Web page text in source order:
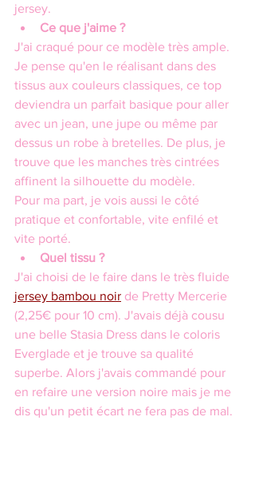
jersey.
Ce que j'aime ?
J'ai craqué pour ce modèle très ample.
Je pense qu'en le réalisant dans des
tissus aux couleurs classiques, ce top
deviendra un parfait basique pour aller
avec un jean, une jupe ou même par
dessus un robe à bretelles. De plus, je
trouve que les manches très cintrées
affinent la silhouette du modèle.
Pour ma part, je vois aussi le côté
pratique et confortable, vite enfilé et
vite porté.
Quel tissu ?
J'ai choisi de le faire dans le très fluide
jersey bambou noir de Pretty Mercerie
(2,25€ pour 10 cm). J'avais déjà cousu
une belle Stasia Dress dans le coloris
Everglade et je trouve sa qualité
superbe. Alors j'avais commandé pour
en refaire une version noire mais je me
dis qu'un petit écart ne fera pas de mal.